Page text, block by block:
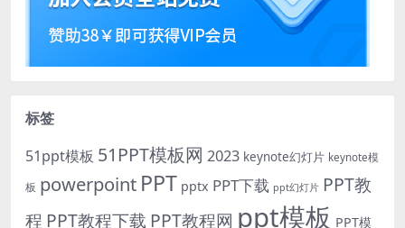
标签
51ppt模板 51PPT模板网 2023 keynote幻灯片 keynote模
板 powerpoint PPT pptx PPT下载 ppt幻灯片 PPT教
程 PPT教程下载 PPT教程网 ppt模板 PPT模